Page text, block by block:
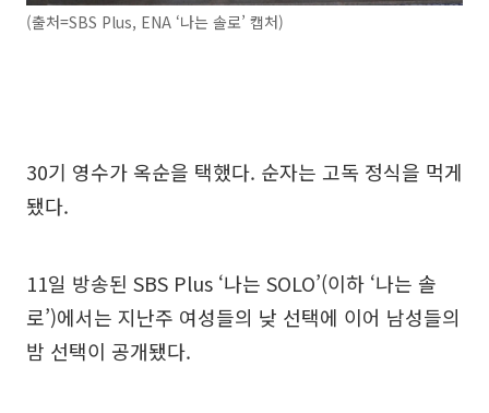
(출처=SBS Plus, ENA ‘나는 솔로’ 캡처)
30기 영수가 옥순을 택했다. 순자는 고독 정식을 먹게
됐다.
11일 방송된 SBS Plus ‘나는 SOLO’(이하 ‘나는 솔
로’)에서는 지난주 여성들의 낮 선택에 이어 남성들의
밤 선택이 공개됐다.